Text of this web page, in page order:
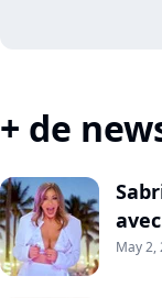
+ de
May 2,